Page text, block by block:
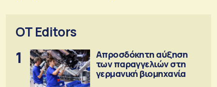
OT Editors
1
Απροσδόκητη αύξηση
των παραγγελιών στη
γερμανική βιομηχανία